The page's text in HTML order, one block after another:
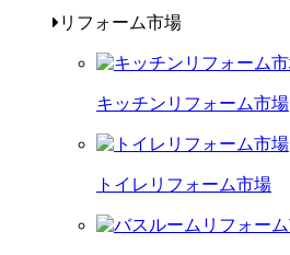
リフォーム市場
キッチンリフォーム市場
トイレリフォーム市場